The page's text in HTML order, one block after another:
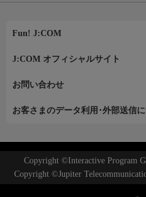
Fun! J:COM
J:COM オフィシャルサイト
お問い合わせ
お客さまのデータ利用･外部送信
Copyright ©Interactive Program
Copyright ©Jupiter